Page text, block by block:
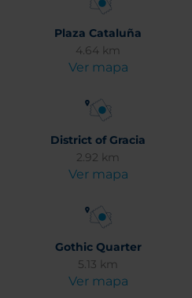
Plaza Cataluña
4.64 km
Ver mapa
District of Gracia
2.92 km
Ver mapa
Gothic Quarter
5.13 km
Ver mapa